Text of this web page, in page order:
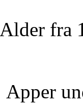
fra
Apper